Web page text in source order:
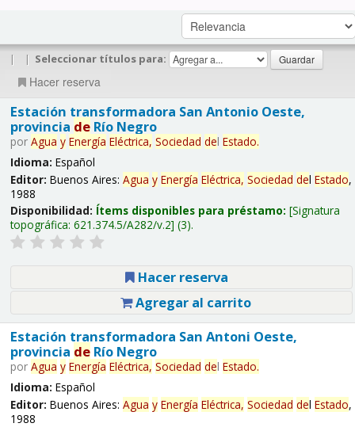
| | Seleccionar títulos para:
Hacer reserva
Estación transformadora San Antonio Oeste,
provincia deRío Negro
por Agua y Energía Eléctrica, Sociedad del Estado.
Idioma: Español
Editor: Buenos Aires: Agua y Energía Eléctrica, Sociedad del Estado,
1988
Disponibilidad: Ítems disponibles para préstamo: Signatura
topográfica: 621.374.5/A282/v.2 (3).
Hacer reserva
Agregar al carrito
Estación transformadora San Antoni Oeste,
provincia deRío Negro
por Agua y Energía Eléctrica, Sociedad del Estado.
Idioma: Español
Editor: Buenos Aires: Agua y Energía Eléctrica, Sociedad del Estado,
1988